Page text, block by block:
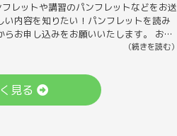
レットや講習のパンフレットなどをお送
い内容を知りたい！パンフレットを読み
お申し込みをお願いいたします。 お申
（続きを読む）
見る